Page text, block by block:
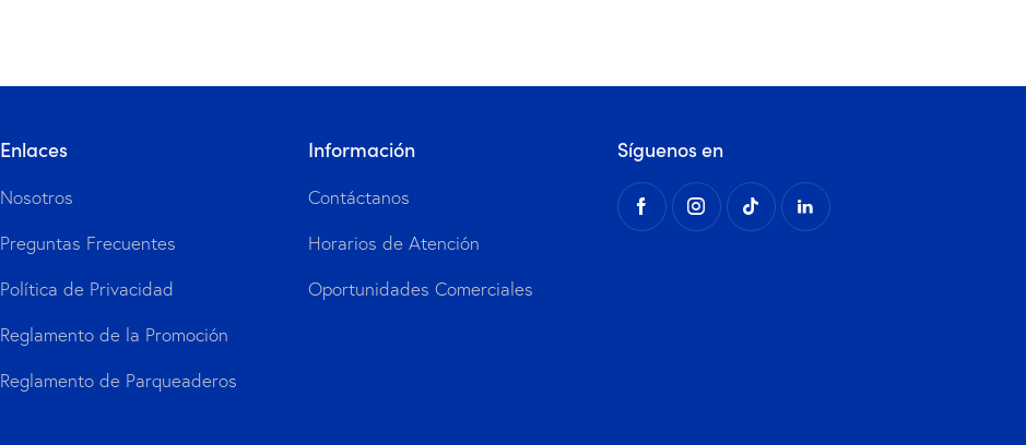
Enlaces
Nosotros
Preguntas Frecuentes
Política de Privacidad
Reglamento de la Promoción
Reglamento de Parqueaderos
Información
Contáctanos
Horarios de Atención
Oportunidades Comerciales
Síguenos en